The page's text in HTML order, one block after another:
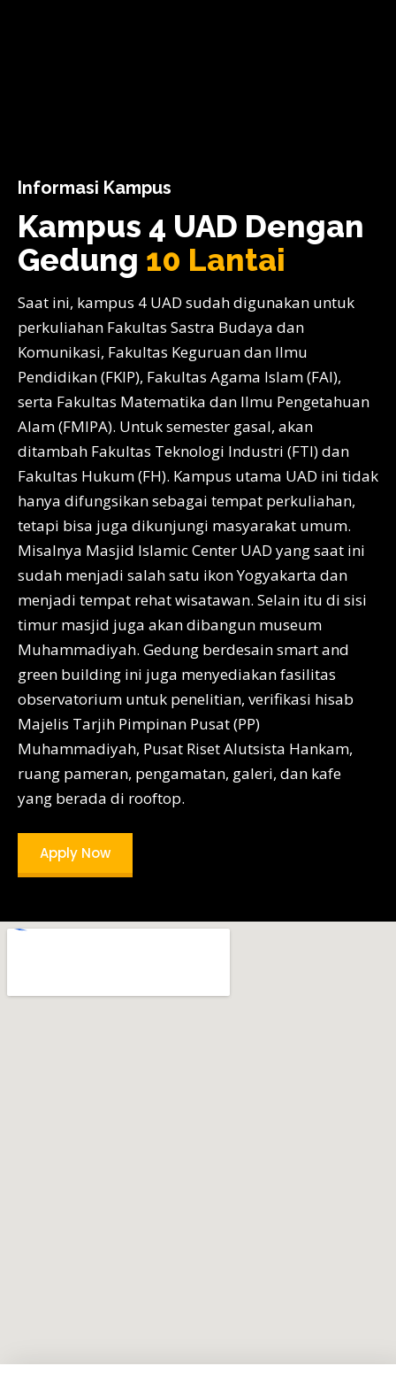
Informasi Kampus
Kampus 4 UAD Dengan
Gedung 10 Lantai
Saat ini, kampus 4 UAD sudah digunakan untuk
perkuliahan Fakultas Sastra Budaya dan
Komunikasi, Fakultas Keguruan dan Ilmu
Pendidikan (FKIP), Fakultas Agama Islam (FAI),
serta Fakultas Matematika dan Ilmu Pengetahuan
Alam (FMIPA). Untuk semester gasal, akan
ditambah Fakultas Teknologi Industri (FTI) dan
Fakultas Hukum (FH). Kampus utama UAD ini tidak
hanya difungsikan sebagai tempat perkuliahan,
tetapi bisa juga dikunjungi masyarakat umum.
Misalnya Masjid Islamic Center UAD yang saat ini
sudah menjadi salah satu ikon Yogyakarta dan
menjadi tempat rehat wisatawan. Selain itu di sisi
timur masjid juga akan dibangun museum
Muhammadiyah. Gedung berdesain smart and
green building ini juga menyediakan fasilitas
observatorium untuk penelitian, verifikasi hisab
Majelis Tarjih Pimpinan Pusat (PP)
Muhammadiyah, Pusat Riset Alutsista Hankam,
ruang pameran, pengamatan, galeri, dan kafe
yang berada di rooftop.
Apply Now